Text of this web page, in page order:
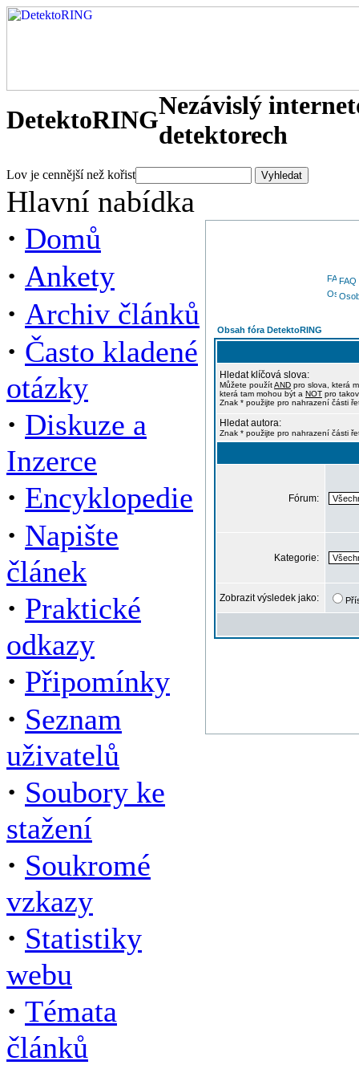
DetektoRINGNezávislý
detektorech
Lov je cennější než kořist
Hlavní nabídka
· Domů
· Ankety
· Archiv článků
· Často kladené
otázky
· Diskuze a
Inzerce
· Encyklopedie
· Napište
článek
· Praktické
odkazy
· Připomínky
· Seznam
uživatelů
· Soubory ke
stažení
· Soukromé
vzkazy
· Statistiky
webu
· Témata
článků
FAQ
Obsah fóra DetektoRING
Hledat klíčová slova:
Můžete použítAND pro slova, která
která tam mohou být a NOT pro
Znak * použijte pro nahrazení části
Hledat autora:
Znak * použijte pro nahrazení části
Fórum:
Kategorie:
Zobrazit výsledek jako: